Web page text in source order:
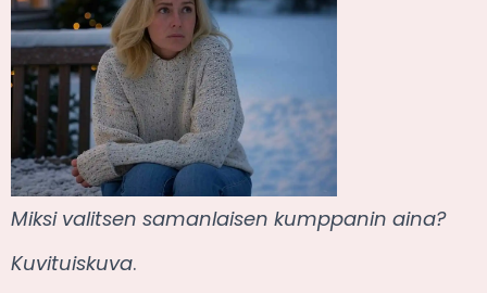
Miksi valitsen samanlaisen kumppanin aina?
Kuvituiskuva.